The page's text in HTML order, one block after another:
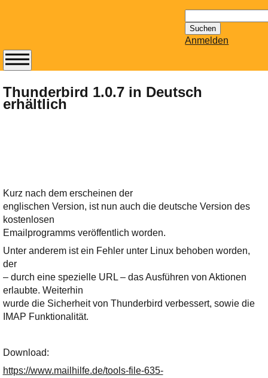
nach:
Anmelden
Thunderbird 1.0.7 in Deutsch
erhältlich
Kurz nach dem erscheinen der
englischen Version, ist nun auch die deutsche Version des
kostenlosen
Emailprogramms veröffentlich worden.
Unter anderem ist ein Fehler unter Linux behoben worden,
der
– durch eine spezielle URL – das Ausführen von Aktionen
erlaubte. Weiterhin
wurde die Sicherheit von Thunderbird verbessert, sowie die
IMAP Funktionalität.
Download:
https://www.mailhilfe.de/tools-file-635-
Abonnieren Sie den
14-tägig
erscheinenden
bereithält!
Wie z.B. Outlook,
GMail, Thunderbird
oder auch
KuNoMail, usw.
Ihre E-Mail
Adresse:
E-Mail
E-Mail bestätigen